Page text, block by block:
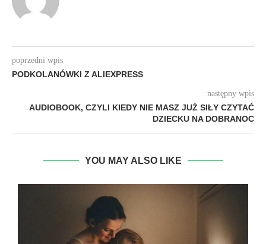
poprzedni wpis
PODKOLANÓWKI Z ALIEXPRESS
następny wpis
AUDIOBOOK, CZYLI KIEDY NIE MASZ JUŻ SIŁY CZYTAĆ
DZIECKU NA DOBRANOC
YOU MAY ALSO LIKE